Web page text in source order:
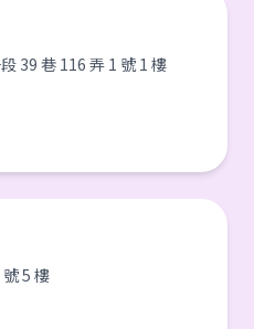
39 巷 116 弄 1 號 1 樓
5 樓